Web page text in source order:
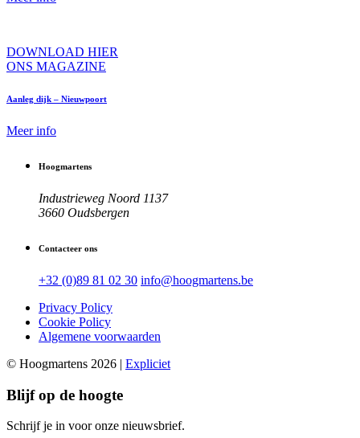
DOWNLOAD HIER
ONS MAGAZINE
Aanleg dijk – Nieuwpoort
Meer info
Hoogmartens
Industrieweg Noord 1137
3660 Oudsbergen
Contacteer ons
+32 (0)89 81 02 30 info@hoogmartens.be
Privacy Policy
Cookie Policy
Algemene voorwaarden
© Hoogmartens 2026 | Expliciet
Blijf op de hoogte
Schrijf je in voor onze nieuwsbrief.